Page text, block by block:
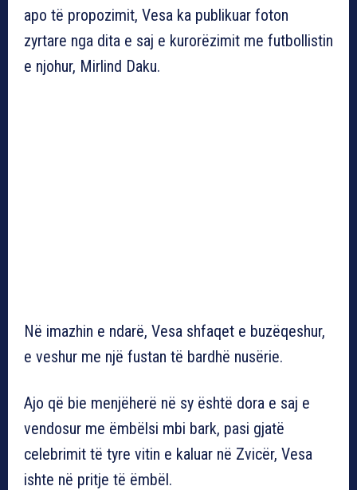
apo të propozimit, Vesa ka publikuar foton
zyrtare nga dita e saj e kurorëzimit me futbollistin
e njohur, Mirlind Daku.
Në imazhin e ndarë, Vesa shfaqet e buzëqeshur,
e veshur me një fustan të bardhë nusërie.
Ajo që bie menjëherë në sy është dora e saj e
vendosur me ëmbëlsi mbi bark, pasi gjatë
celebrimit të tyre vitin e kaluar në Zvicër, Vesa
ishte në pritje të ëmbël.